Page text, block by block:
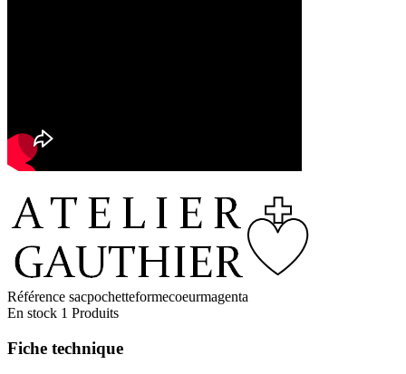
Référence sacpochetteformecoeurmagenta
En stock 1 Produits
Fiche technique